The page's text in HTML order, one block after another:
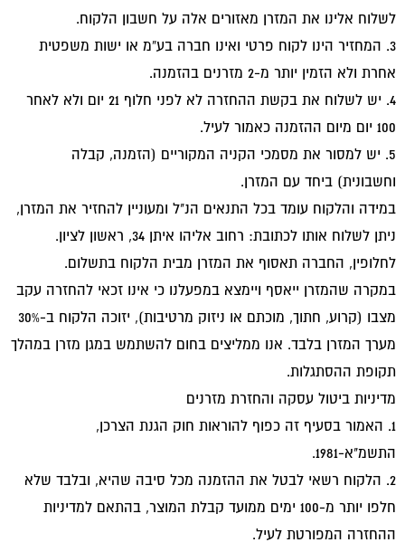
לשלוח אלינו את המזרן מאזורים אלה על חשבון הלקוח.
3. המחזיר הינו לקוח פרטי ואינו חברה בע“מ או ישות משפטית
אחרת ולא הזמין יותר מ-2 מזרנים בהזמנה.
4. יש לשלוח את בקשת ההחזרה לא לפני חלוף 21 יום ולא לאחר
100 יום מיום ההזמנה כאמור לעיל.
5. יש למסור את מסמכי הקניה המקוריים (הזמנה, קבלה
וחשבונית) ביחד עם המזרן.
במידה והלקוח עומד בכל התנאים הנ"ל ומעוניין להחזיר את המזרן,
ניתן לשלוח אותו לכתובת: רחוב אליהו איתן 34, ראשון לציון.
לחלופין, החברה תאסוף את המזרן מבית הלקוח בתשלום.
במקרה שהמזרן ייאסף ויימצא במפעלנו כי אינו זכאי להחזרה עקב
מצבו (קרוע, חתוך, מוכתם או ניזוק מרטיבות), יזוכה הלקוח ב-30%
מערך המזרן בלבד. אנו ממליצים בחום להשתמש במגן מזרן במהלך
תקופת ההסתגלות.
מדיניות ביטול עסקה והחזרת מזרנים
1. האמור בסעיף זה כפוף להוראות חוק הגנת הצרכן,
התשמ"א-1981.
2. הלקוח רשאי לבטל את ההזמנה מכל סיבה שהיא, ובלבד שלא
חלפו יותר מ-100 ימים ממועד קבלת המוצר, בהתאם למדיניות
ההחזרה המפורטת לעיל.